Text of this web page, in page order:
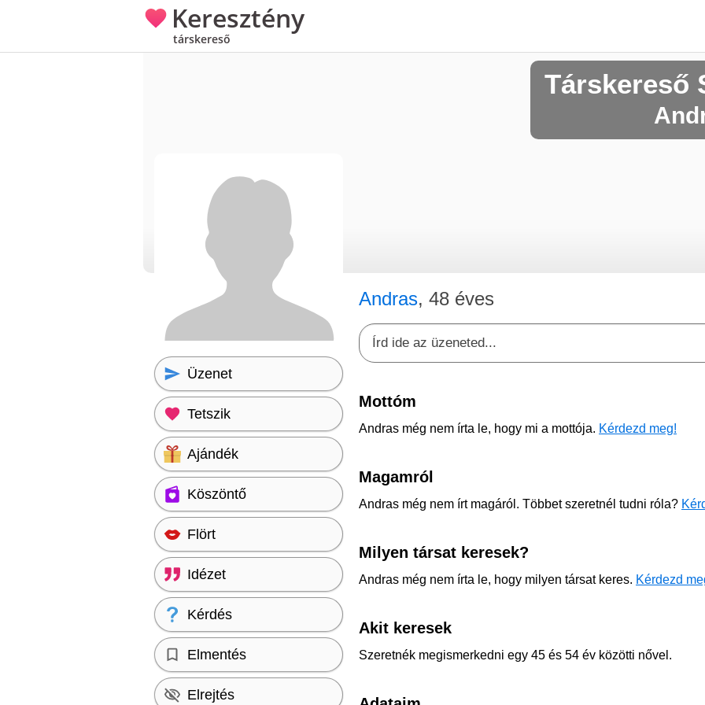
Keresztény
társkereső
Társkereső
Andras, 48 éves
Mottóm
Andras még nem írta le, hogy mi a mottója. Kérdezd meg!
Magamról
Andras még nem írt magáról. Többet szeretnél tudni róla?
Milyen társat keresek?
Andras még nem írta le, hogy milyen társat keres. Kérdezd
Akit keresek
Szeretnék megismerkedni egy 45 és 54 év közötti nővel.
Üzenet
Tetszik
Ajándék
Köszöntő
Flört
Idézet
Kérdés
Elmentés
Elrejtés